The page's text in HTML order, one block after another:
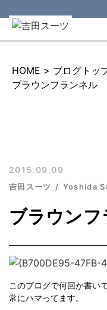
HOME > ブログトッ
ブラウンフランネル
2015.09.09
吉田スーツ Yoshida
ブラウン
このブログで何回か書い
常にハマってます。